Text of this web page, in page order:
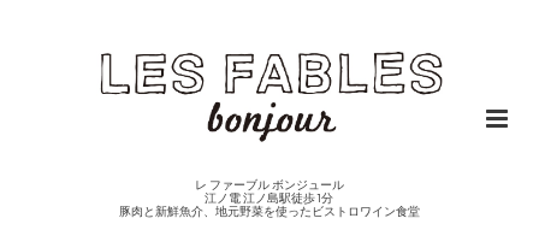
レ ファーブル ボンジュール
江ノ電 江ノ島駅徒歩1分
豚肉と新鮮魚介、地元野菜を使ったビストロワイン食堂